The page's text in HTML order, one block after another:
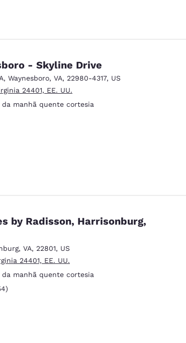
- Skyline Drive
, Waynesboro, VA, 22980-4317, US
24401, EE. UU.
da manhã quente cortesia
Bueno. 1166 reseñas
by Radisson, Harrisonburg,
, VA, 22801, US
24401, EE. UU.
da manhã quente cortesia
454 reseñas